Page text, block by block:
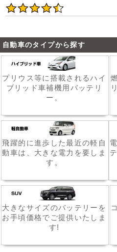
自動車のタイプから探す
プリウス等に搭載されるハイ
ブリッド車補機用バッテリ
ー。
飛躍的に進歩した最近の軽自
動車は、大きな電力を要しま
す。
大きなサイズのバッテリーを
お手頃価格でご提供いたしま
す!